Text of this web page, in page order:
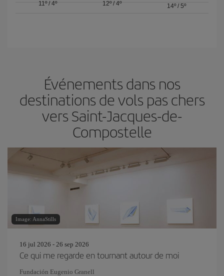
11º/ 4º
12º/ 4º
14º/ 5º
Événements dans nos
destinations de vols pas chers
vers Saint-Jacques-de-
Compostelle
Image: AnnaStills
16 jul 2026 - 26 sep 2026
Ce qui me regarde en tournant autour de moi
Fundación Eugenio Granell